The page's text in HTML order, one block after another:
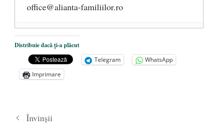
office@alianta-familiilor.ro
Cioloș, Cîțu și Iohannis încearcă să pună
România sub steagul curcubeului - 1 iulie
2021
Un blestem care aspiră la realitate:
Parada confuziei sexuale
Distribuie dacă ți-a plăcut
Telegram
WhatsApp
Imprimare
Învinșii